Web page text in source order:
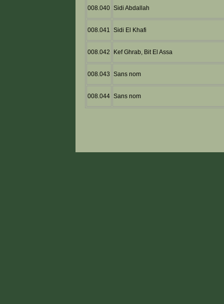
008.040 Sidi Abdallah
008.041 Sidi El Khafi
008.042 Kef Ghrab, Bit El Assa
008.043 Sans nom
008.044 Sans nom